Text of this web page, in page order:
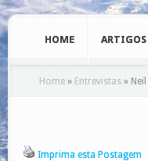
HOME ARTIGOS
Home » Entrevistas »
Imprima esta Postagem